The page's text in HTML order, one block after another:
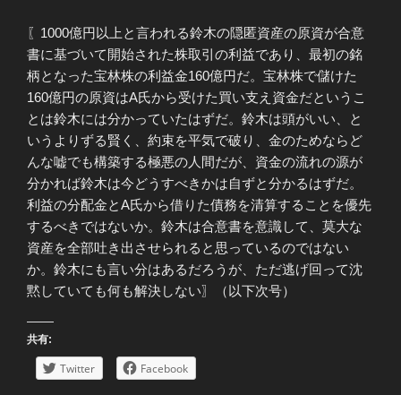
〖1000億円以上と言われる鈴木の隠匿資産の原資が合意
書に基づいて開始された株取引の利益であり、最初の銘
柄となった宝林株の利益金160億円だ。宝林株で儲けた
160億円の原資はA氏から受けた買い支え資金だというこ
とは鈴木には分かっていたはずだ。鈴木は頭がいい、と
いうよりずる賢く、約束を平気で破り、金のためならど
んな嘘でも構築する極悪の人間だが、資金の流れの源が
分かれば鈴木は今どうすべきかは自ずと分かるはずだ。
利益の分配金とA氏から借りた債務を清算することを優先
するべきではないか。鈴木は合意書を意識して、莫大な
資産を全部吐き出させられると思っているのではない
か。鈴木にも言い分はあるだろうが、ただ逃げ回って沈
黙していても何も解決しない〗（以下次号）
共有:
Twitter Facebook